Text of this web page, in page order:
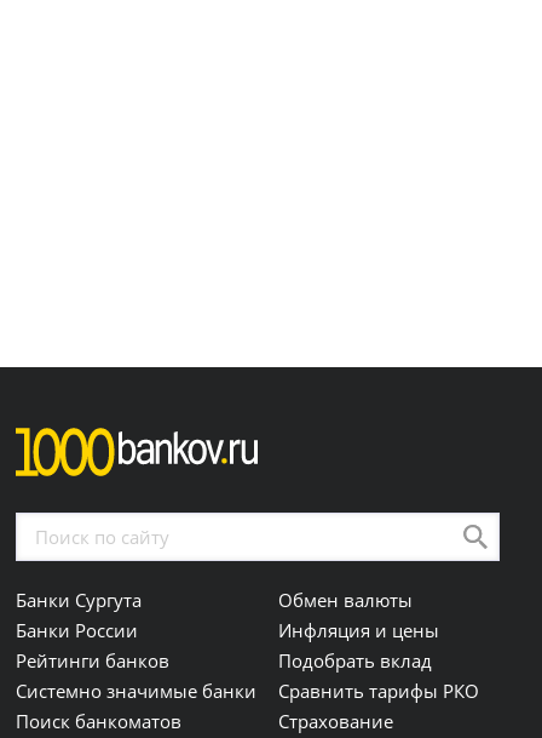
Банки Сургута
Банки России
Рейтинги банков
Системно значимые банки
Поиск банкоматов
Обмен валюты
Инфляция и цены
Подобрать вклад
Сравнить тарифы РКО
Страхование